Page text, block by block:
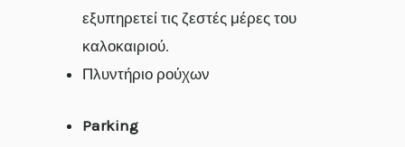
εξυπηρετεί τις ζεστές μέρες του
καλοκαιριού.
Πλυντήριο ρούχων
Parking